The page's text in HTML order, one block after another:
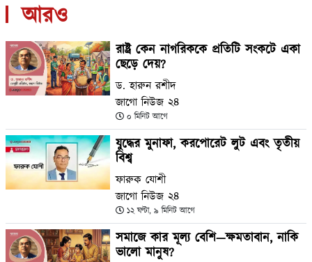
আরও
রাষ্ট্র কেন নাগরিককে প্রতিটি সংকটে একা
ছেড়ে দেয়?
ড. হারুন রশীদ
জাগো নিউজ ২৪
০ মিনিট আগে
যুদ্ধের মুনাফা, করপোরেট লুট এবং তৃতীয়
বিশ্ব
ফারুক যোশী
জাগো নিউজ ২৪
১২ ঘণ্টা, ৯ মিনিট আগে
সমাজে কার মূল্য বেশি—ক্ষমতাবান, নাকি
ভালো মানুষ?